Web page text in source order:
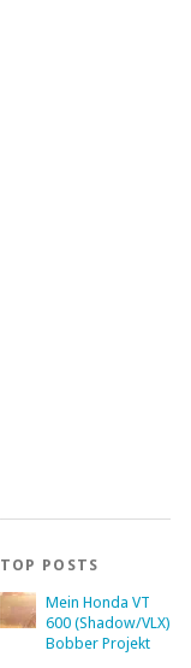
TOP POSTS
Mein Honda VT
600 (Shadow/VLX)
Bobber Projekt